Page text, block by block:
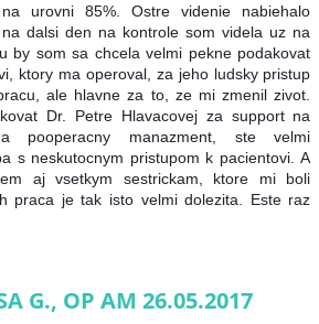
urovni 85%. Ostre videnie nabiehalo
dalsi den na kontrole som videla uz na
by som sa chcela velmi pekne podakovat
ktory ma operoval, za jeho ludsky pristup
ale hlavne za to, ze mi zmenil zivot.
Dr. Petre Hlavacovej za support na
pooperacny manazment, ste velmi
s neskutocnym pristupom k pacientovi. A
aj vsetkym sestrickam, ktore mi boli
praca je tak isto velmi dolezita. Este raz
G., OP AM 26.05.2017